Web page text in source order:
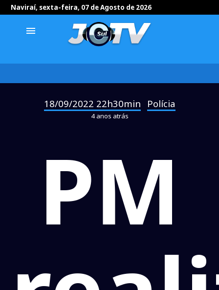
Naviraí, sexta-feira, 07 de Agosto de 2026
menu
18/09/2022 22h30min Polícia
4 anos atrás
PM